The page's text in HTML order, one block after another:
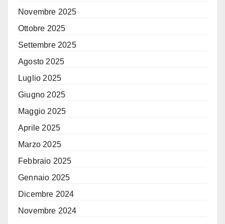
Novembre 2025
Ottobre 2025
Settembre 2025
Agosto 2025
Luglio 2025
Giugno 2025
Maggio 2025
Aprile 2025
Marzo 2025
Febbraio 2025
Gennaio 2025
Dicembre 2024
Novembre 2024